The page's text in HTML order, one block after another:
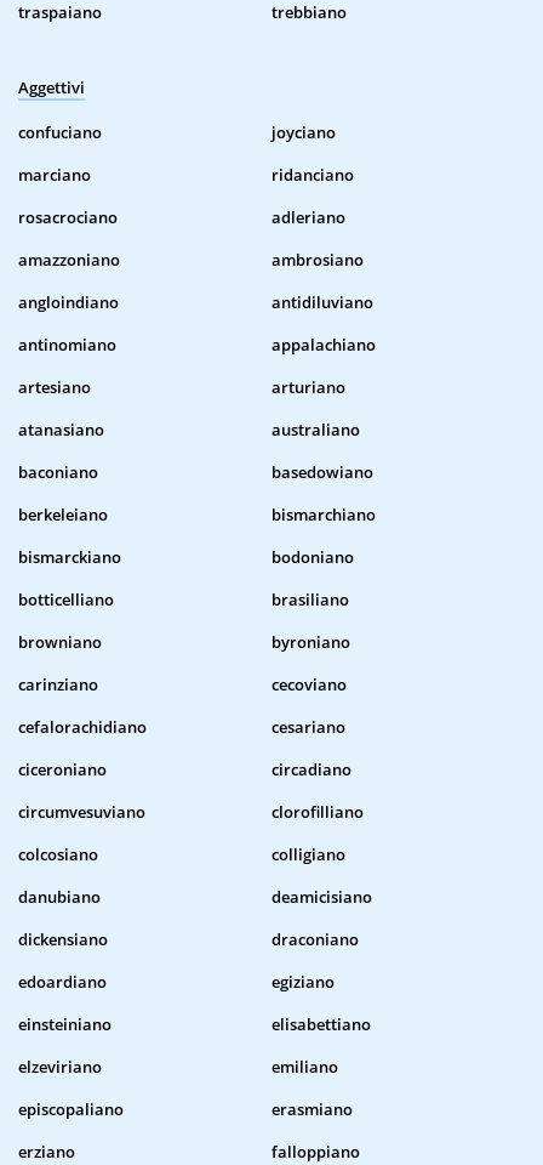
traspaiano
trebbiano
Aggettivi
confuciano
joyciano
marciano
ridanciano
rosacrociano
adleriano
amazzoniano
ambrosiano
angloindiano
antidiluviano
antinomiano
appalachiano
artesiano
arturiano
atanasiano
australiano
baconiano
basedowiano
berkeleiano
bismarchiano
bismarckiano
bodoniano
botticelliano
brasiliano
browniano
byroniano
carinziano
cecoviano
cefalorachidiano
cesariano
ciceroniano
circadiano
circumvesuviano
clorofilliano
colcosiano
colligiano
danubiano
deamicisiano
dickensiano
draconiano
edoardiano
egiziano
einsteiniano
elisabettiano
elzeviriano
emiliano
episcopaliano
erasmiano
erziano
falloppiano